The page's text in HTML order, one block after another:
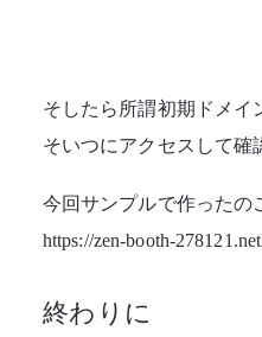
そしたら所謂初期ドメイ
そいつにアクセスして確
今回サンプルで作ったの
https://zen-booth-
終わりに